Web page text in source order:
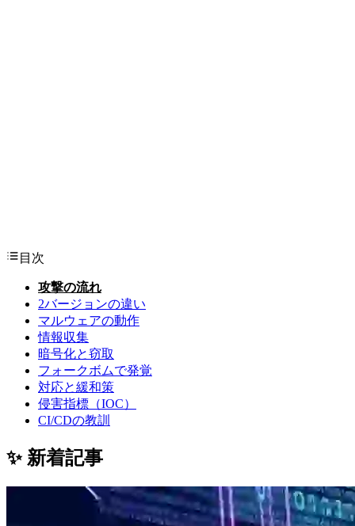
目次
攻撃の流れ
2バージョンの違い
マルウェアの動作
情報収集
暗号化と窃取
フォークボムで発覚
対応と緩和策
侵害指標（IOC）
CI/CDの教訓
✨ 新着記事